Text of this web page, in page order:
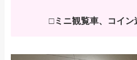
□ミニ観覧車、コイン